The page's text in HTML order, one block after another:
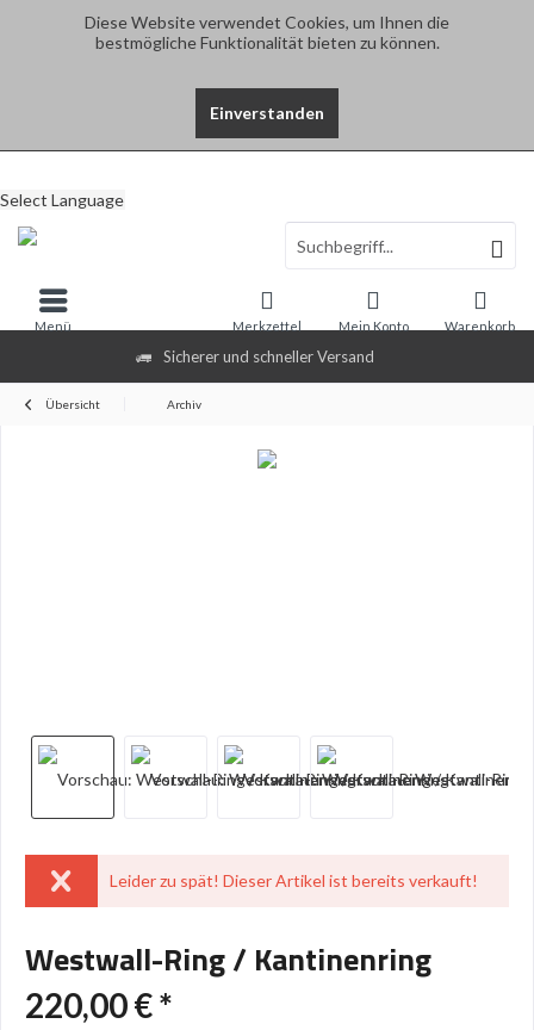
Diese Website verwendet Cookies, um Ihnen die
bestmögliche Funktionalität bieten zu können.
Einverstanden
Sicherer und schneller Versand
Select Language
Warenkorb
Merkzettel Mein Konto
Menü
Übersicht Archiv
Leider zu spät! Dieser Artikel ist bereits verkauft!
Westwall-Ring / Kantinenring
220,00 € *